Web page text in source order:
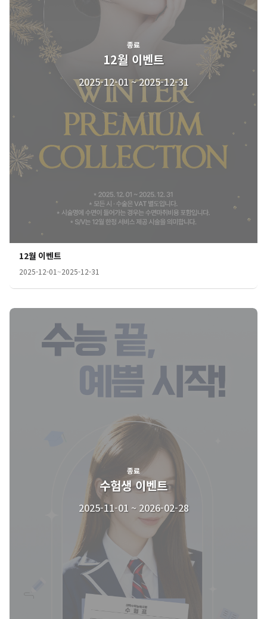
종료
12월 이벤트
2025-12-01 ~ 2025-12-31
12월 이벤트
2025-12-01~2025-12-31
종료
수험생 이벤트
2025-11-01 ~ 2026-02-28